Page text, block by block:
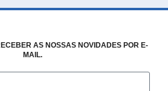
AS NOSSAS NOVIDADES POR E-
MAIL.